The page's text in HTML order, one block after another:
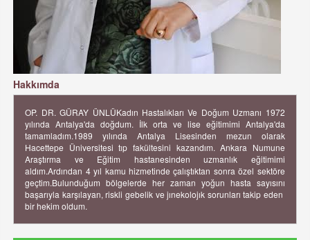
Hakkımda
OP. DR. GÜRAY ÜNLÜKadın Hastalıkları Ve Doğum Uzmanı 1972
yılında Antalya'da doğdum. İlk orta ve lise eğitimimi Antalya'da
tamamladım.1989 yılında Antalya Lisesinden mezun olarak
Hacettepe Üniversitesi tıp fakültesini kazandım. Ankara Numune
Araştırma ve Eğitim hastanesinden uzmanlık eğitimimi
aldım.Ardından 4 yıl kamu hizmetinde çalıştıktan sonra özel sektöre
geçtim.Bulunduğum bölgelerde her zaman yoğun hasta sayısını
başarıyla karşılayan, riskli gebelik ve jınekolojık sorunları takip eden
bir hekim oldum.